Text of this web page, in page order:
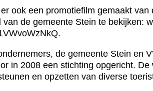
ook een promotiefilm gemaakt
de gemeente Stein te bekijken:
de gemeente Stein en
in 2008 een stichting opgericht.
en opzetten van diverse